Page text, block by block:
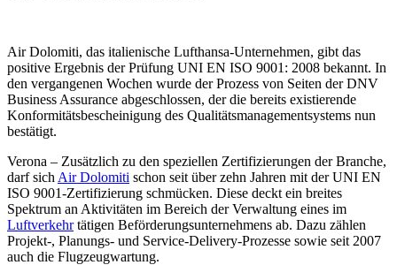
Air Dolomiti, das italienische Lufthansa-Unternehmen, gibt das
positive Ergebnis der Prüfung UNI EN ISO 9001: 2008 bekannt. In
den vergangenen Wochen wurde der Prozess von Seiten der DNV
Business Assurance abgeschlossen, der die bereits existierende
Konformitätsbescheinigung des Qualitätsmanagementsystems nun
bestätigt.
Verona – Zusätzlich zu den speziellen Zertifizierungen der Branche,
darf sich Air Dolomiti schon seit über zehn Jahren mit der UNI EN
ISO 9001-Zertifizierung schmücken. Diese deckt ein breites
Spektrum an Aktivitäten im Bereich der Verwaltung eines im
Luftverkehrtätigen Beförderungsunternehmens ab. Dazu zählen
Projekt-, Planungs- und Service-Delivery-Prozesse sowie seit 2007
auch die Flugzeugwartung.